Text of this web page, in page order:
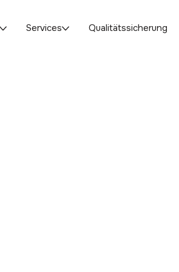
Services Qualitätssicherung